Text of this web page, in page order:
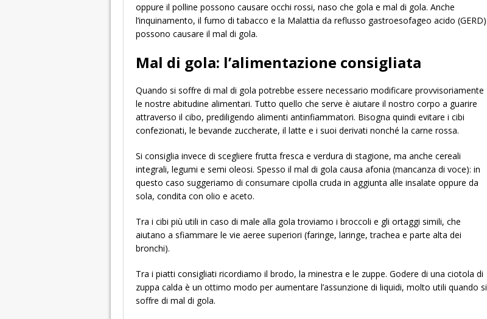
oppure il polline possono causare occhi rossi, naso che gola e mal di gola. Anche
l’inquinamento, il fumo di tabacco e la Malattia da reflusso gastroesofageo acido (GERD)
possono causare il mal di gola.
Mal di gola: l’alimentazione consigliata
Quando si soffre di mal di gola potrebbe essere necessario modificare provvisoriamente
le nostre abitudine alimentari. Tutto quello che serve è aiutare il nostro corpo a guarire
attraverso il cibo, prediligendo alimenti antinfiammatori. Bisogna quindi evitare i cibi
confezionati, le bevande zuccherate, il latte e i suoi derivati nonché la carne rossa.
Si consiglia invece di scegliere frutta fresca e verdura di stagione, ma anche cereali
integrali, legumi e semi oleosi. Spesso il mal di gola causa afonia (mancanza di voce): in
questo caso suggeriamo di consumare cipolla cruda in aggiunta alle insalate oppure da
sola, condita con olio e aceto.
Tra i cibi più utili in caso di male alla gola troviamo i broccoli e gli ortaggi simili, che
aiutano a sfiammare le vie aeree superiori (faringe, laringe, trachea e parte alta dei
bronchi).
Tra i piatti consigliati ricordiamo il brodo, la minestra e le zuppe. Godere di una ciotola di
zuppa calda è un ottimo modo per aumentare l’assunzione di liquidi, molto utili quando si
soffre di mal di gola.